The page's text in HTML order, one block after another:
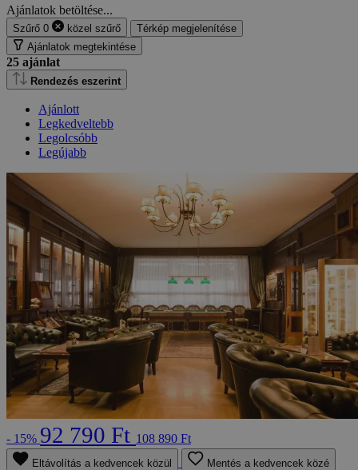
Ajánlatok betöltése...
Szűrő 0 közel szűrő
Térkép megjelenítése
Ajánlatok megtekintése
25 ajánlat
Rendezés eszerint
Ajánlott
Legkedveltebb
Legolcsóbb
Legújabb
- 15% 92 790 Ft 108 890 Ft
Eltávolítás a kedvencek közül Mentés a kedvencek közé